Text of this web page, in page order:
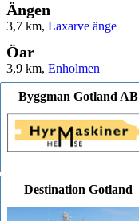
Ängen
3,7 km, Laxarve änge
Öar
3,9 km, Enholmen
Byggman Gotland AB
Destination Gotland